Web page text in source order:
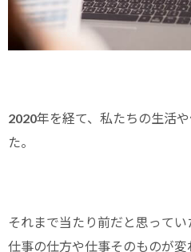
2020年を経て、私たちの生活
た。
それまで当たり前だと思ってい
仕事の仕方や仕事そのものが変